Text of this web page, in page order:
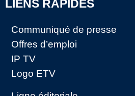
LIENS RAPIDES
Communiqué de presse
Offres d’emploi
IP TV
Logo ETV